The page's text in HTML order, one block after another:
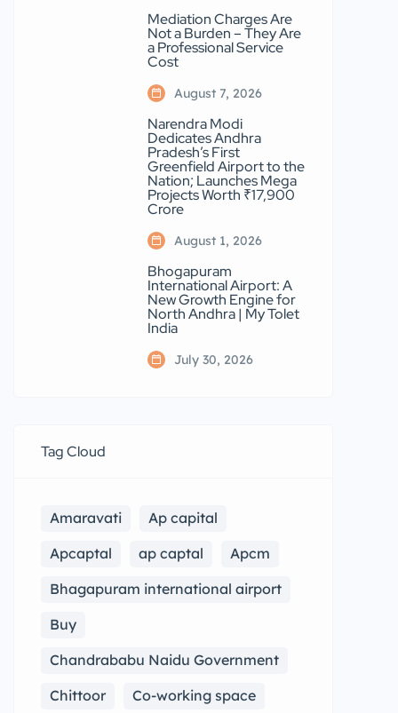
Mediation Charges Are
Not a Burden – They Are
a Professional Service
Cost
August 7, 2026
Narendra Modi
Dedicates Andhra
Pradesh’s First
Greenfield Airport to the
Nation; Launches Mega
Projects Worth ₹17,900
Crore
August 1, 2026
Bhogapuram
International Airport: A
New Growth Engine for
North Andhra | My Tolet
India
July 30, 2026
Tag Cloud
Amaravati
Ap capital
Apcaptal
ap captal
Apcm
Bhagapuram international airport
Buy
Chandrababu Naidu Government
Chittoor
Co-working space